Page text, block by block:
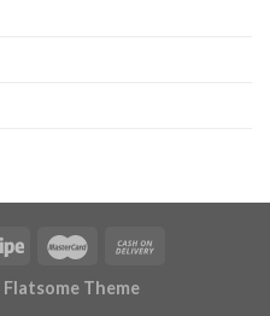
Flatsome Theme